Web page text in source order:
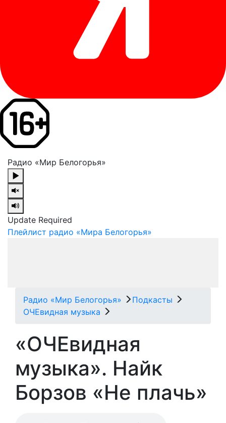
Радио «Мир Белогорья»
Update Required
Плейлист радио «Мира Белогорья»
Радио «Мир Белогорья»
Подкасты
ОЧЕвидная музыка
«ОЧЕвидная
музыка». Найк
Борзов «Не плачь»